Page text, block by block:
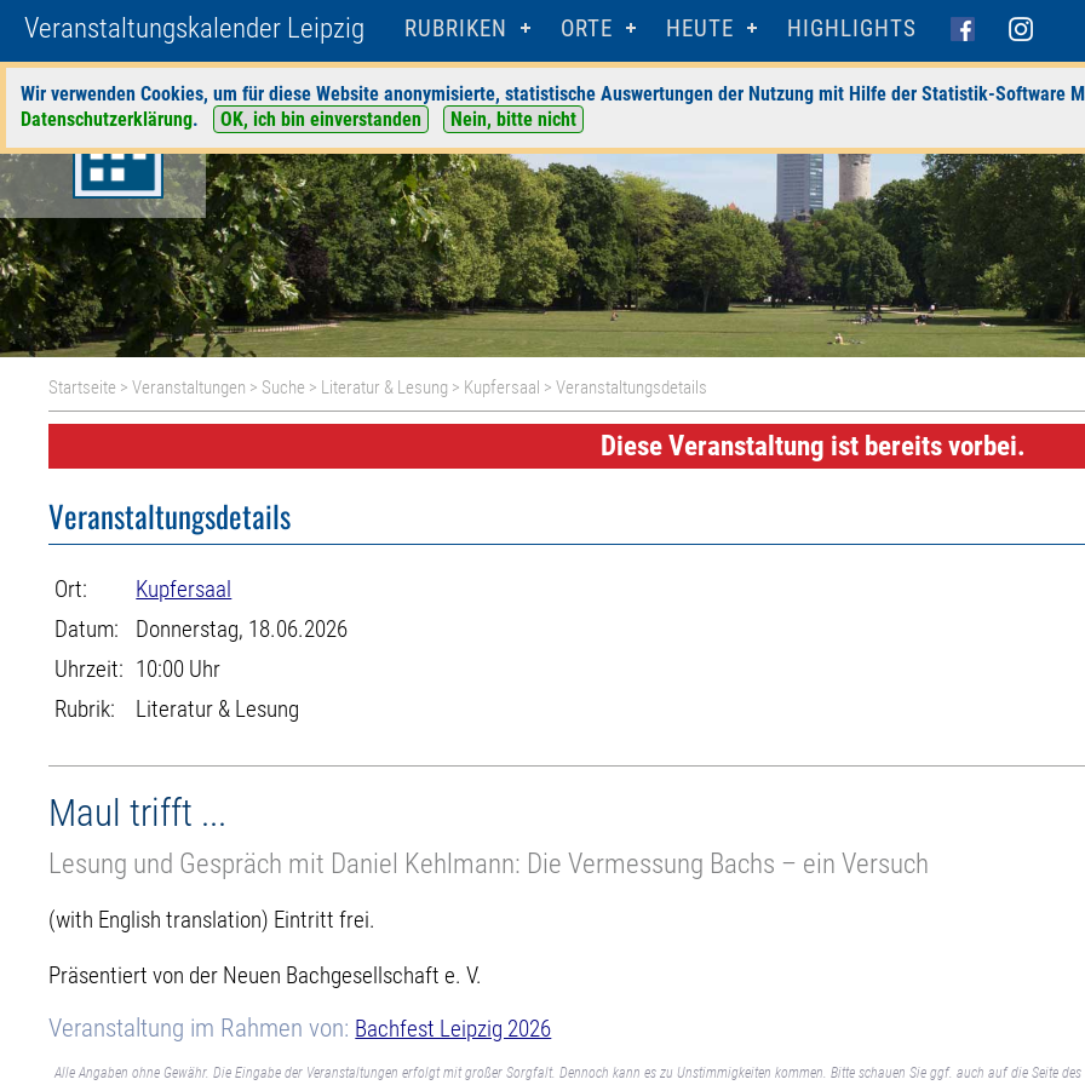
Veranstaltungskalender Leipzig RUBRIKEN ORTE HEUTE HIGHLIGHTS
Wir verwenden Cookies, um für diese Website anonymisierte, statistische Auswertungen der Nutzung mit Hilfe der Statistik-Software
Datenschutzerklärung. OK, ich bin einverstanden Nein, bitte nicht
Startseite >Veranstaltungen > Suche > Literatur & Lesung > Kupfersaal > Veranstaltungsdetails
Diese Veranstaltung ist bereits vorbei.
Veranstaltungsdetails
Ort:
Kupfersaal
Datum:
Donnerstag, 18.06.2026
Uhrzeit: 10:00 Uhr
Rubrik:
Literatur & Lesung
Maul trifft ...
Lesung und Gespräch mit Daniel Kehlmann: Die Vermessung Bachs – ein Versuch
(with English translation) Eintritt frei.
Präsentiert von der Neuen Bachgesellschaft e. V.
Veranstaltung im Rahmen von: Bachfest Leipzig 2026
Alle Angaben ohne Gewähr. Die Eingabe der Veranstaltungen erfolgt mit großer Sorgfalt. Dennoch kann es zu Unstimmigkeiten kommen. Bitte schauen Sie ggf. auch auf die Seite